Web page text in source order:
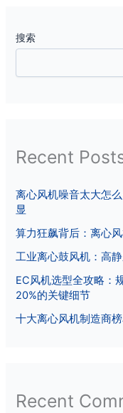
搜索
Recent
离心风机噪音太大怎
显
算力狂飙背后：离心
工业离心鼓风机：高
EC风机选型全攻略：
20%的关键细节
十大离心风机制造商
Recent